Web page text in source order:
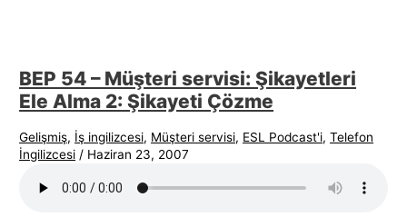
BEP 54 – Müşteri servisi: Şikayetleri
Ele Alma 2: Şikayeti Çözme
Gelişmiş, İş ingilizcesi, Müşteri servisi, ESL Podcast'i,Telefon
İngilizcesi / Haziran 23, 2007